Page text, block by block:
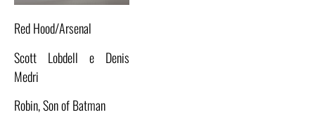
Red Hood/Arsenal
Scott Lobdell e Denis
Medri
Robin, Son of Batman